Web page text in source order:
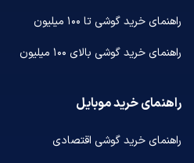
راهنمای خرید گوشی تا ۱۰۰ میلیون
راهنمای خرید گوشی بالای ۱۰۰ میلیون
راهنمای خرید موبایل
راهنمای خرید گوشی اقتصادی